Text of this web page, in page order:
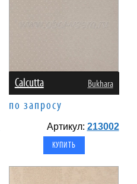
Calcutta Bukhara
по запросу
Артикул: 213002